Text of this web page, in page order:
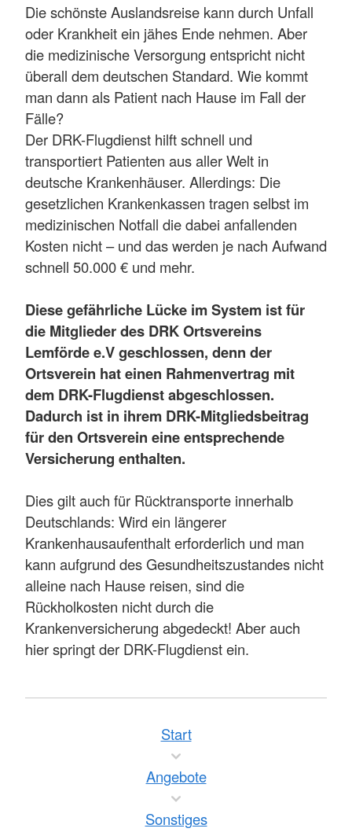
Die schönste Auslandsreise kann durch Unfall
oder Krankheit ein jähes Ende nehmen. Aber
die medizinische Versorgung entspricht nicht
überall dem deutschen Standard. Wie kommt
man dann als Patient nach Hause im Fall der
Fälle?
Der DRK-Flugdienst hilft schnell und
transportiert Patienten aus aller Welt in
deutsche Krankenhäuser. Allerdings: Die
gesetzlichen Krankenkassen tragen selbst im
medizinischen Notfall die dabei anfallenden
Kosten nicht – und das werden je nach Aufwand
schnell 50.000 € und mehr.
Diese gefährliche Lücke im System ist für
die Mitglieder des DRK Ortsvereins
Lemförde e.V geschlossen, denn der
Ortsverein hat einen Rahmenvertrag mit
dem DRK-Flugdienst abgeschlossen.
Dadurch ist in ihrem DRK-Mitgliedsbeitrag
für den Ortsverein eine entsprechende
Versicherung enthalten.
Dies gilt auch für Rücktransporte innerhalb
Deutschlands: Wird ein längerer
Krankenhausaufenthalt erforderlich und man
kann aufgrund des Gesundheitszustandes nicht
alleine nach Hause reisen, sind die
Rückholkosten nicht durch die
Krankenversicherung abgedeckt! Aber auch
hier springt der DRK-Flugdienst ein.
Start
Angebote
Sonstiges